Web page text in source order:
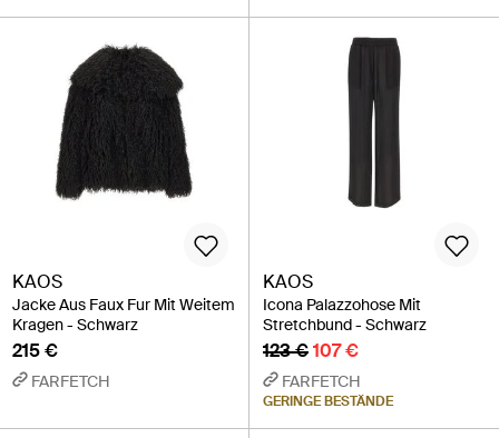
KAOS
Jacke Aus Faux Fur Mit Weitem
Kragen - Schwarz
215 €
FARFETCH
KAOS
Icona Palazzohose Mit
Stretchbund - Schwarz
123 €107 €
FARFETCH
GERINGE BESTÄNDE